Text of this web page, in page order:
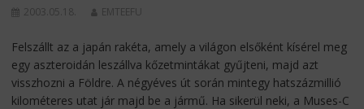
2003.05.18. EMTEEFU
Felszállt az a japán rakéta, amely a világon elsőként kísérel meg
egy aszteroidán leszállva kőzetmintákat gyűjteni, majd azt
visszhozni a Földre. A négyéves út során mintegy hatszázmillió
kilométeres utat jár majd be a jármű. Ha sikerül neki, a Muses-C